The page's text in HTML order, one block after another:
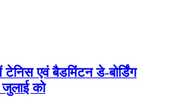
एवं बैडमिंटन डे-बोर्डिंग
को